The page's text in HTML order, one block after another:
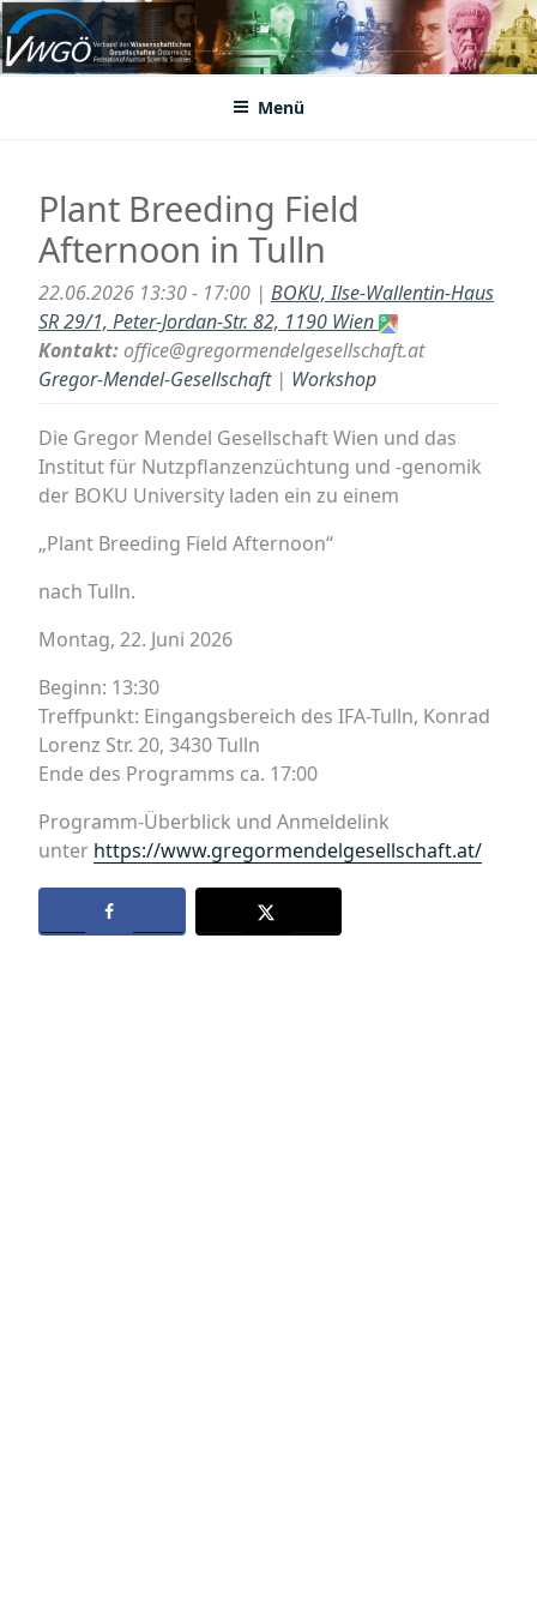
Zum
Inhalt
springenVWGÖ
Federation of Austrian Scientific Societies
Menü
Plant Breeding Field
Afternoon in Tulln
22.06.2026 13:30 - 17:00 | BOKU, Ilse-Wallentin-Haus
SR 29/1, Peter-Jordan-Str. 82, 1190 Wien
Kontakt:office@gregormendelgesellschaft.at
Gregor-Mendel-Gesellschaft| Workshop
Die Gregor Mendel Gesellschaft Wien und das
Institut für Nutzpflanzenzüchtung und -genomik
der BOKU University laden ein zu einem
„Plant Breeding Field Afternoon“
nach Tulln.
Montag, 22. Juni 2026
Beginn: 13:30
Treffpunkt: Eingangsbereich des IFA-Tulln, Konrad
Lorenz Str. 20, 3430 Tulln
Ende des Programms ca. 17:00
Programm-Überblick und Anmeldelink
unter https://www.gregormendelgesellschaft.at/